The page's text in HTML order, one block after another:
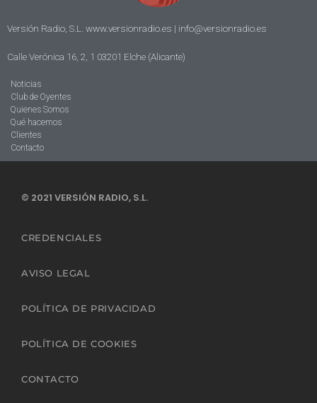
Versión Radio, S.L. www.versionradio.es | info@versionradio.es
Calle Verónica 16, 2, 1 03201 Elche (Alicante)
Noticias
Club de Oyentes
Quienes Somos
Qué hacemos
Clientes
Contacto
© 2021 VERSIÓN RADIO, S.L.
CREDENCIALES
AVISO LEGAL
POLÍTICA DE PRIVACIDAD
POLÍTICA DE COOKIES
CONTACTO